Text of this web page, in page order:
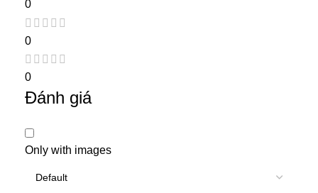
0
0
0
Đánh giá
Only with images